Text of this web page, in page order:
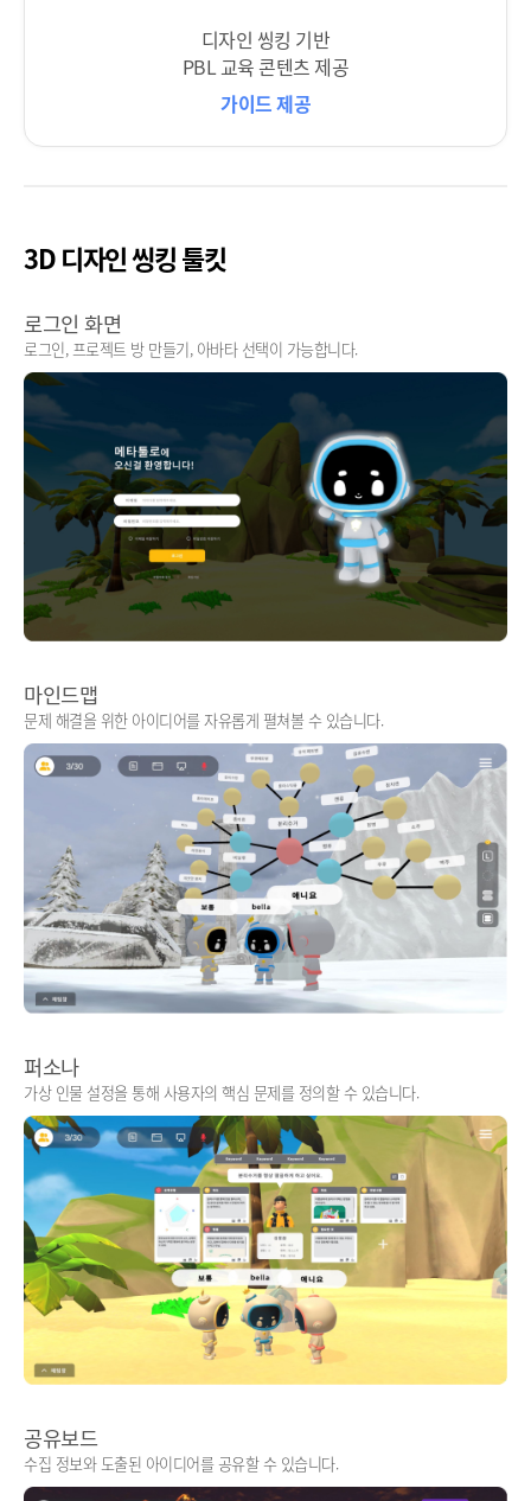
디자인 씽킹 기반
PBL 교육 콘텐츠 제공
가이드 제공
3D 디자인 씽킹 툴킷
로그인 화면
로그인, 프로젝트 방 만들기, 아바타 선택이 가능합니다.
마인드맵
문제 해결을 위한 아이디어를 자유롭게 펼쳐볼 수 있습니다.
퍼소나
가상 인물 설정을 통해 사용자의 핵심 문제를 정의할 수 있습니다.
공유보드
수집 정보와 도출된 아이디어를 공유할 수 있습니다.